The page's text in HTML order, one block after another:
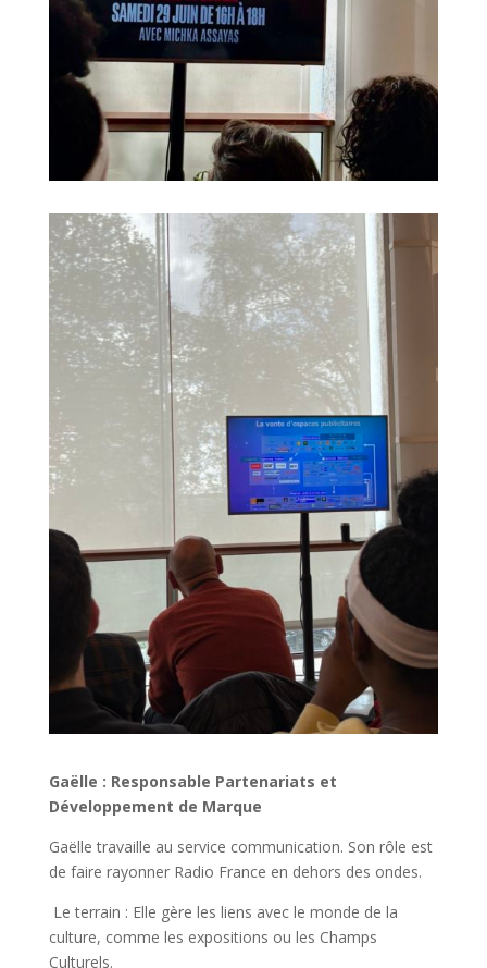
Gaëlle : Responsable Partenariats et
Développement de Marque
Gaëlle travaille au service communication. Son rôle est
de faire rayonner Radio France en dehors des ondes.
Le terrain : Elle gère les liens avec le monde de la
culture, comme les expositions ou les Champs
Culturels.